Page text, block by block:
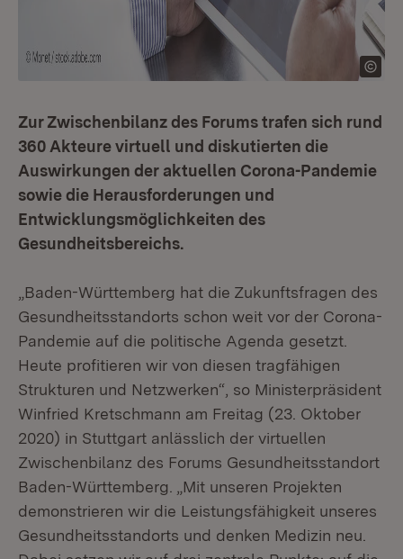
Zur Zwischenbilanz des Forums trafen sich rund
360 Akteure virtuell und diskutierten die
Auswirkungen der aktuellen Corona-Pandemie
sowie die Herausforderungen und
Entwicklungsmöglichkeiten des
Gesundheitsbereichs.
„Baden-Württemberg hat die Zukunftsfragen des
Gesundheitsstandorts schon weit vor der Corona-
Pandemie auf die politische Agenda gesetzt.
Heute profitieren wir von diesen tragfähigen
Strukturen und Netzwerken“, so Ministerpräsident
Winfried Kretschmann am Freitag (23. Oktober
2020) in Stuttgart anlässlich der virtuellen
Zwischenbilanz des Forums Gesundheitsstandort
Baden-Württemberg. „Mit unseren Projekten
demonstrieren wir die Leistungsfähigkeit unseres
Gesundheitsstandorts und denken Medizin neu.